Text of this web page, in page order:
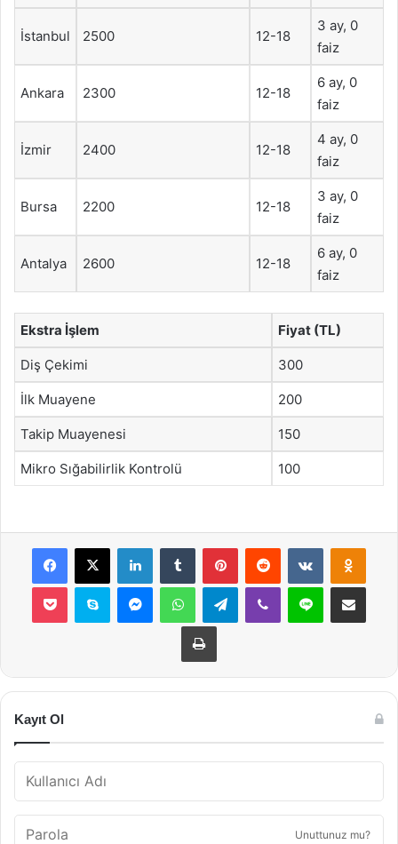
İstanbul 2500 12-18
3 ay, 0
faiz
Ankara 2300 12-18
6 ay, 0
faiz
İzmir 2400 12-18
4 ay, 0
faiz
Bursa 2200 12-18
3 ay, 0
faiz
Antalya 2600 12-18
6 ay, 0
faiz
Ekstra İşlem Fiyat (TL)
Diş Çekimi 300
İlk Muayene 200
Takip Muayenesi 150
Mikro Sığabilirlik Kontrolü 100
Facebook
X LinkedInTumblr PinterestReddit VKontakte
Pocket Skype MessengerWhatsAppTelegramViber Line E-Posta ile
Yazdır
Kayıt Ol
Unuttunuz mu?